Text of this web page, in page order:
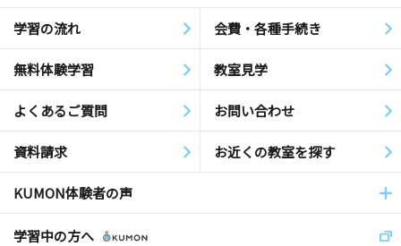
学習の流れ 会費・各種手続き
無料体験学習 教室見学
よくあるご質問 お問い合わせ
資料請求 お近くの教室を探す
KUMON体験者の声
学習中の方へ